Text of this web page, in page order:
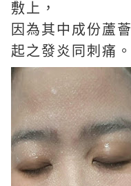
敷上，
因為其中成份蘆
起之發炎同刺痛。